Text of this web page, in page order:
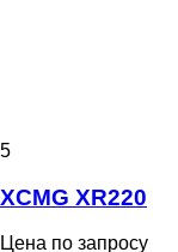
5
XCMG XR220
Цена по запросу